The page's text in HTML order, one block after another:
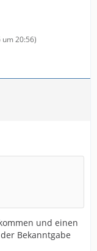
um 20:56)
und einen
Bekanntgabe